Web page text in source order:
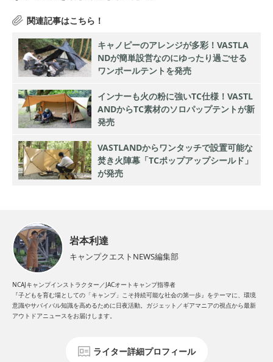
キャノピーのアレンジが多彩！VASTLA
NDが簡単設営なのにゆったり過ごせる
ワンポールテントを発売
インナーも火の粉に強いTC仕様！VASTL
ANDからTC素材のソロパップテントが新
発売
VASTLANDからワンタッチで設置可能な
焚き火陣幕「TCポップアップシールド」
が発売
岩本利達
キャンプクエストNEWS編集部
NCAJキャンプインストラクター／JACオートキャンプ指導者
『子どもを育む場としての「キャンプ」こそ持続可能な社会の第一歩』をテーマに、環境
意識やサバイバル知識を高めるために日夜活動。ガジェット／ギアマニアの視点から最新
アウトドアニュースをお届けします。
ライター詳細プロフィール